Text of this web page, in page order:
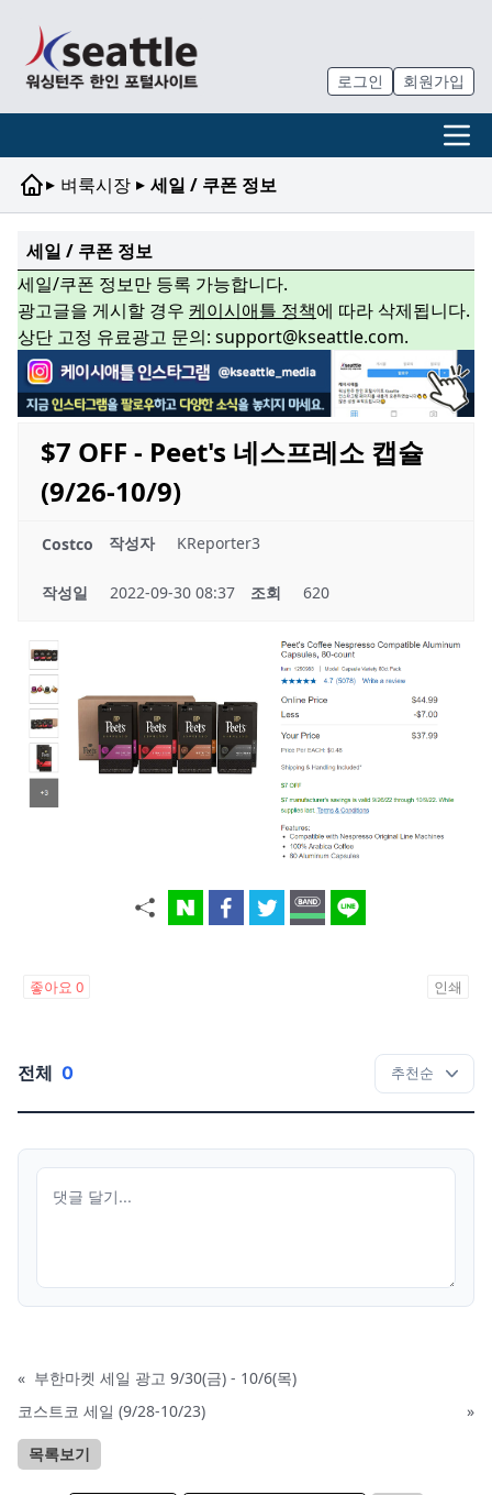
로그인 회원가입
▸ 벼룩시장 ▸ 세일 / 쿠폰 정보
세일 / 쿠폰 정보
세일/쿠폰 정보만 등록 가능합니다.
광고글을 게시할 경우 케이시애틀 정책에 따라 삭제됩니다.
상단 고정 유료광고 문의: support@kseattle.com.
$7 OFF - Peet's 네스프레소 캡슐
(9/26-10/9)
Costco 작성자 KReporter3
작성일 2022-09-30 08:37 조회 620
좋아요 0 인쇄
전체 0
« 부한마켓 세일 광고 9/30(금) - 10/6(목)
코스트코 세일 (9/28-10/23)
»
목록보기